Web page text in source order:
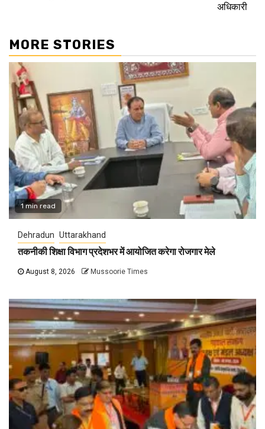
अधिकारी
MORE STORIES
1 min read
Dehradun Uttarakhand
तकनीकी शिक्षा विभाग प्रदेशभर में आयोजित करेगा रोजगार मेले
August 8, 2026 Mussoorie Times